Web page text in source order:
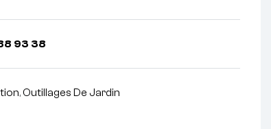
93 38
,Outillages De Jardin